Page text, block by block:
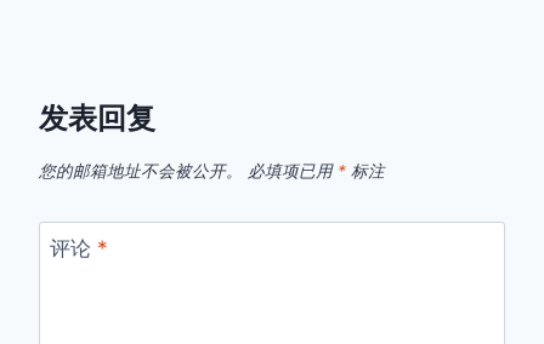
发表回复
您的邮箱地址不会被公开。 必填项已用 * 标注
评论 *